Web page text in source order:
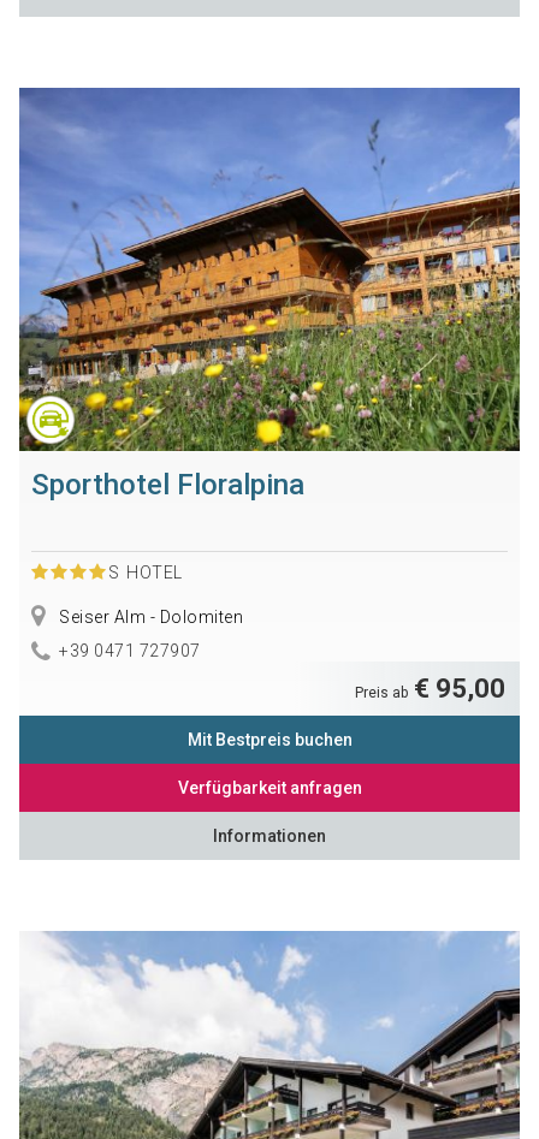
Sporthotel Floralpina
S HOTEL
Seiser Alm - Dolomiten
+39 0471 727907
Preis ab € 95,00
Mit Bestpreis buchen
Verfügbarkeit anfragen
Informationen